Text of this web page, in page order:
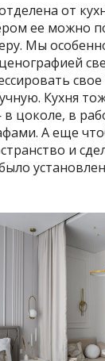
от
ее можно
Мы
Кухня
цоколе, в
А еще
и